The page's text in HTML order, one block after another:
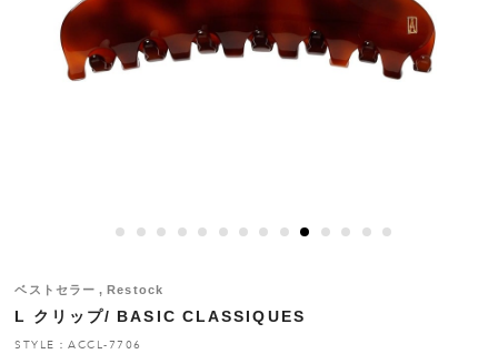
ヒストリー
お修理について
ベストセラー Restock
L クリップ/ BASIC CLASSIQUES
STYLE：ACCL-7706